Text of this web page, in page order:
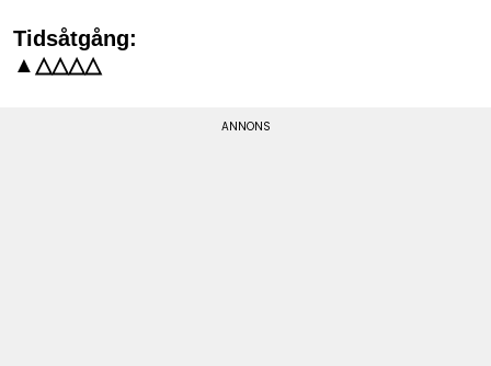
Tidsåtgång:
▲△△△△